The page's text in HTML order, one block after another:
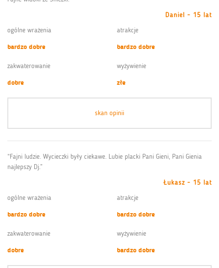
Daniel - 15 lat
ogólne wrażenia
bardzo dobre
atrakcje
bardzo dobre
zakwaterowanie
dobre
wyżywienie
złe
skan opinii
“Fajni ludzie. Wycieczki były ciekawe. Lubie placki Pani Gieni, Pani Gienia
najlepszy Dj.”
Łukasz - 15 lat
ogólne wrażenia
bardzo dobre
atrakcje
bardzo dobre
zakwaterowanie
dobre
wyżywienie
bardzo dobre